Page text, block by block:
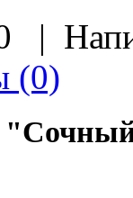
|
(0)